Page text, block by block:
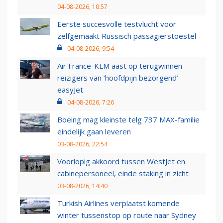
04-08-2026, 10:57
Eerste succesvolle testvlucht voor
zelfgemaakt Russisch passagierstoestel
04-08-2026, 9:54
Air France-KLM aast op terugwinnen
reizigers van ‘hoofdpijn bezorgend’
easyJet
04-08-2026, 7:26
Boeing mag kleinste telg 737 MAX-familie
eindelijk gaan leveren
03-08-2026, 22:54
Voorlopig akkoord tussen WestJet en
cabinepersoneel, einde staking in zicht
03-08-2026, 14:40
Turkish Airlines verplaatst komende
winter tussenstop op route naar Sydney